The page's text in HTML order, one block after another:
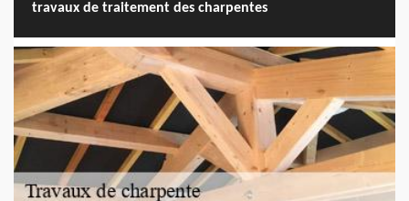
travaux de traitement des charpentes